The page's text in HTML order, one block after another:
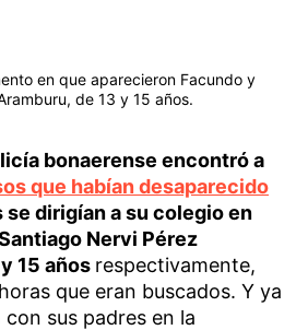
en que aparecieron Facundo y
de 13 y 15 años.
bonaerense encontró a
que habían desaparecido
se dirigían a su colegio en
Nervi Pérez
15 años respectivamente,
que eran buscados. Y ya
sus padres en la